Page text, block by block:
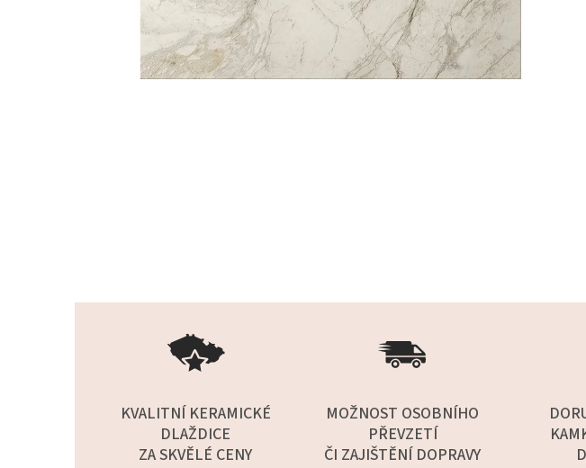
KVALITNÍ KERAMICKÉ
DLAŽDICE
ZA SKVĚLÉ CENY
MOŽNOST OSOBNÍHO
PŘEVZETÍ
ČI ZAJIŠTĚNÍ DOPRAVY